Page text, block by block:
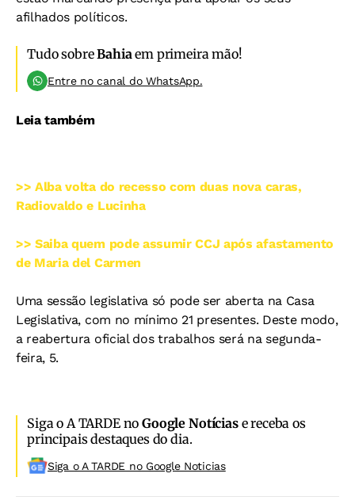
afilhados políticos.
Tudo sobreBahia em primeira mão!
Entre no canal do WhatsApp.
Leia também
>> Alba volta do recesso com duas nova caras,
Radiovaldo e Lucinha
>> Saiba quem pode assumir CCJ após afastamento
de Maria del Carmen
Uma sessão legislativa só pode ser aberta na Casa
Legislativa, com no mínimo 21 presentes. Deste modo,
a reabertura oficial dos trabalhos será na segunda-
feira, 5.
Siga o A TARDE noGoogle Notíciase receba os
principais destaques do dia.
Siga o A TARDE no Google Noticias